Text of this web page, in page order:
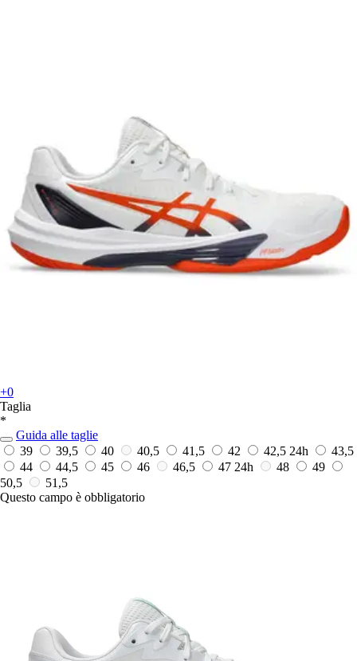
+0
Taglia
*
Guida alle taglie
39
39,5 40 40,5 41,5 42 42,5 24h
43,5
44
44,5 45 46 46,5 47 24h 48
49
50,5
51,5
Questo campo è obbligatorio